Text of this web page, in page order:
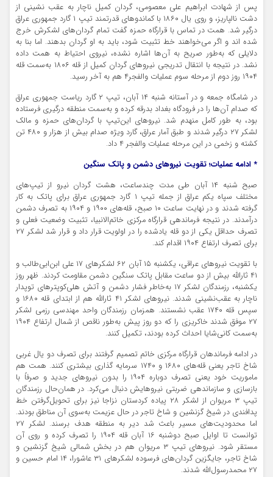
پس از شهادت ابراهیم علی معصومی، گردان کمیل ناچار به عقب نشینی از
دشت نالپاریز، و روی یال ۱۸۶۰ با کماندوهای قدرتمند تیپ ۱ گارد جمهوری عراق
درگیر شد. همت در تماس با قرارگاه حمزه گفت تمام گردان‌های لشکرش خرج
شده اند و اگر می‌خواهند خط تثبیت شود، باید به او گردان بدهند. اما بنا به
دلایلی که به‌طور صریح به آن‌ها اشاره نشده، نیروی احتیاط به همت داده
نشد. در نتیجه با انتقال تدریجی نیروهای گردان کمیل از قله ۱۸۰۶ به‌سمت قله
۱۹۰۴ روز دوم از مرحله سوم عملیات والفجر۴ هم به آخر رسید.
در شامگاه جمعه و در آستانه شنبه ۱۴ آبان، تیپ ۲ گارد ریاست جمهوری عراق
که صدام آن‌ها را در فرودگاه بغداد بدرقه کرده و به‌سمت منطقه درگیری فرستاده
بود، به طور کامل منهدم شد. نیروهای این‌تیپ با گردان‌های حمزه و مالک
لشکر ۲۷ درگیر شدند و طبق آمار عراق، گارد ویژه صدام بیش از هزار و ۴۸۰ تن
کشته و زخمی در این مرحله عملیات والفجر ۴ داد.
* ادامه عملیات؛ تقویت نیروهای دشمن و پاتک سنگین
صبح شنبه ۱۴ آبان طی مدت چندساعت، هشت گردان نیرو از تیپ‌های
مختلف سپاه یکم عراق از جمله تیپ ۱ گارد جمهوری عراق برای پاتک به کار
گرفته شدند و در نهایت ساعت ۱۰ صبح، قله‌های ۱۹۰۰ و ۱۹۰۴ به تصرف دشمن
درآمدند. در نتیجه فرماندهی قرارگاه مرکزی خاتم‌الانبیا، تثبیت وضعیت فعلی و
تصرف حداقل یکی از دو قله یادشده را در اولویت قرار داد و قرار شد لشکر ۲۷
برای تصرف ارتفاع ۱۹۰۴ اقدام کند.
با تقویت نیروهای عراقی، یکشنبه ۱۵ آبان ۶۲ لشکرهای ۱۷ علی ابن‌ابی‌طالب و
۴۱ ثارالله بیش از دو ساعت مقابل پاتک سنگین دشمن مقاومت کردند. ظهر روز
یکشنبه، رزمندگان لشکر ۱۷ به‌خاطر فشار دشمن و آتش هلی‌کوپترهای توپدار
ناچار به عقب‌نشینی شدند. نیروهای لشکر ۴۱ ثارالله هم از ابتدای قله ۱۶۸۰ و
سپس قله ۱۷۴۰ عقب نشستند. همزمان رزمندگان واحد مهندسی رزمی لشکر
۲۷ موفق شدند خاکریزی را که دو روز پیش به‌طور ناقص از شمال ارتفاع ۱۹۰۴
به‌سمت کانی‌شایا احداث کرده بودند، تکمیل کنند.
در ادامه فرماندهان قرارگاه مرکزی خاتم تصمیم گرفتند برای تصرف دو یال غربی
شاخ تاجر یعنی قله‌های ۱۶۸۰ و ۱۷۴۰ سرمایه گذاری بیشتری کنند. همت هم
ماموریت خود یعنی تصرف دوباره ۱۹۰۴ را بدون نیروهای جدید و صرفاً با
بازسازی و سازماندهی ضربتی نیروهایش دنبال می‌کرد. در همان‌حال رزمندگان
تیپ ۳ مریوان از لشکر ۲۸ پیاده کردستان نزاجا نیز برای تحویل‌گرفتن خط
پدافندی در شیخ گزنشین و شاخ تاجر در حال عزیمت به‌سوی آن مناطق بودند.
اما محدودیت‌های مسیر باعث شد دیر به منطقه هدف برسند. لشکر ۲۷
توانست تا اوایل صبح دوشنبه ۱۶ آبان قله ۱۹۰۴ را تصرف کرده و روی آن
مستقر شود. نیروهای تیپ ۳ مریوان هم در بخش شمالی شیخ گزنشین و
شاخ تاجر، جایگزین گردان‌های فرسوده لشکرهای ۳۱ عاشورا، ۱۴ امام حسین و
۲۷ محمدرسول‌الله شدند.